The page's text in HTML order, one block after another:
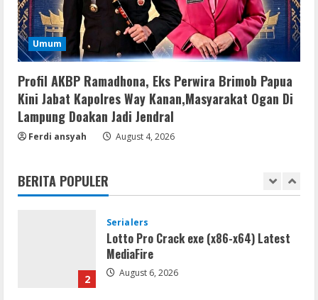
Umum
Profil AKBP Ramadhona, Eks Perwira Brimob Papua
Kini Jabat Kapolres Way Kanan,Masyarakat Ogan Di
Lampung Doakan Jadi Jendral
Ferdi ansyah August 4, 2026
BERITA POPULER
5
VL
Microsoft 365 Home & Business With
August 5, 2026
1
VL
Office 2019 x86 Setup ENG Frее
2
Serialers
Lotto Pro Crack exe (x86-x64) Latest
MediaFire
August 6, 2026